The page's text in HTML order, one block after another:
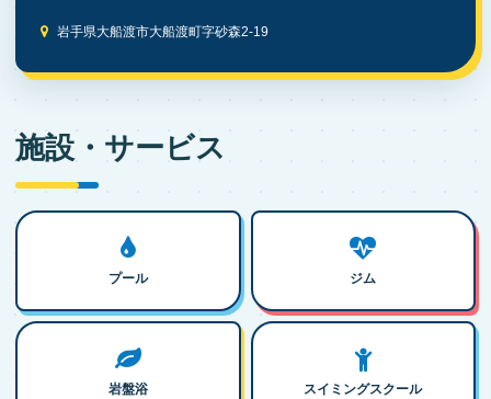
岩手県大船渡市大船渡町字砂森2-19
施設・サービス
プール ジム
岩盤浴 スイミングスクール